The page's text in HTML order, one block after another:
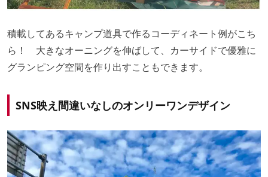
積載してあるキャンプ道具で作るコーディネート例がこち
ら！ 大きなオーニングを伸ばして、カーサイドで優雅に
グランピング空間を作り出すこともできます。
SNS映え間違いなしのオンリーワンデザイン